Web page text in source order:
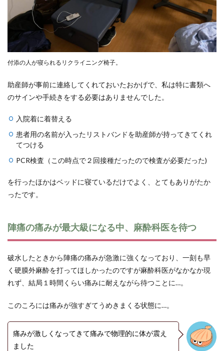
付添の人が寝られるリクライニング椅子。
助産師が事前に連絡してくれておいたおかげで、私は特に書類へ
のサインや手続きをする必要はありませんでした。
入院着に着替える
患者用の名前が入ったリストバンドを助産師が持ってきてくれ
てつける
PCR検査（この時点で２回接種だったので検査が必要だった)
を行ったほかはベッドに寝ているだけでよく、とてもありがたか
ったです。
陣痛の痛みが最大級になる中、麻酔科医を待つ
破水したときから陣痛の痛みが急激に強くなっており、一刻も早
く硬膜外麻酔を打ってほしかったのですが麻酔科医がなかなか現
れず、結局１時間くらい痛みに耐えながら待つことに…。
このころには痛みが強すぎてうめきまくる状態に…。
痛みが激しくなってきて痛みで物理的に体が震え
ました